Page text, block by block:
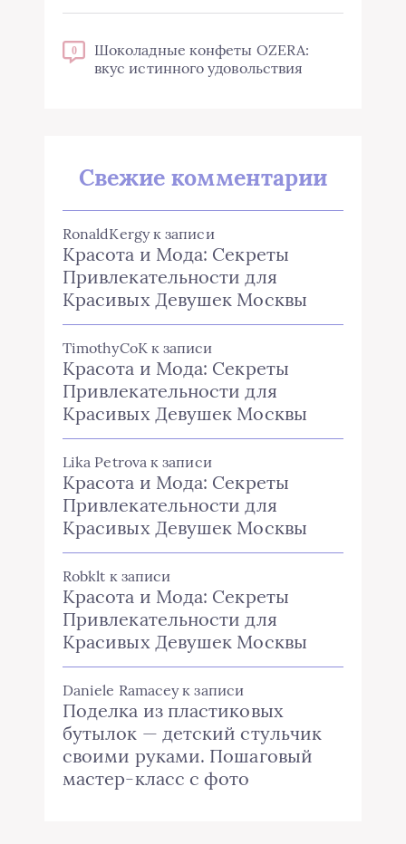
0
Шоколадные конфеты OZERA:
вкус истинного удовольствия
Свежие комментарии
RonaldKergyк записи
Красота и Мода: Секреты
Привлекательности для
Красивых Девушек Москвы
TimothyCoK к записи
Красота и Мода: Секреты
Привлекательности для
Красивых Девушек Москвы
Lika Petrova к записи
Красота и Мода: Секреты
Привлекательности для
Красивых Девушек Москвы
Robklt к записи
Красота и Мода: Секреты
Привлекательности для
Красивых Девушек Москвы
Daniele Ramaceyк записи
Поделка из пластиковых
бутылок — детский стульчик
своими руками. Пошаговый
мастер-класс с фото